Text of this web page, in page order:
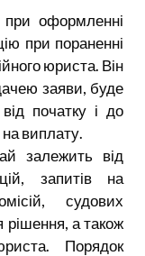
оформленні
при пораненні
юриста. Він
заяви, буде
початку і до
виплату.
залежить від
запитів на
судових
рішення, а також
Порядок